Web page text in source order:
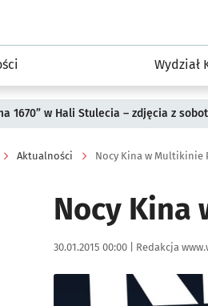
Wydział
1670” w Hali Stulecia – zdjęcia z
Aktualności Nocy Kina w Multikinie
Nocy Kina
Data publikacji:
30.01.2015 00:00 | Autor:
Redakcja
Kliknij, aby powiększyć